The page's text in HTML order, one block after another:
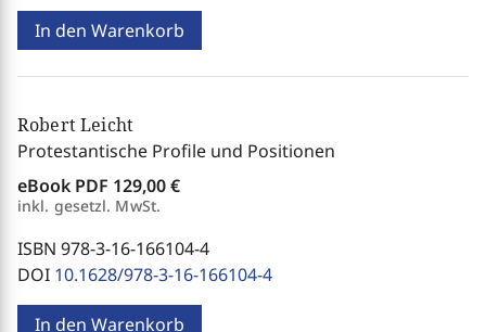
In den Warenkorb
Robert Leicht
Protestantische Profile und Positionen
eBook PDF 129,00 €
inkl. gesetzl. MwSt.
ISBN 978-3-16-166104-4
DOI 10.1628/978-3-16-166104-4
In den Warenkorb